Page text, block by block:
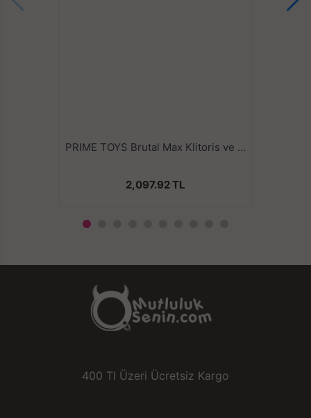
PRIME TOYS Brutal Max Klitoris ve G Nokta Uyarıcı Su Geçirmez Vibratör - Mor
2,097.92 TL
400 Tl Üzeri Ücretsiz Kargo